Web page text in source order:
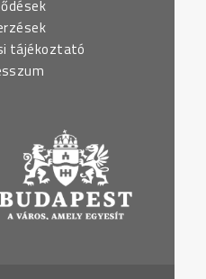
tájékoztató